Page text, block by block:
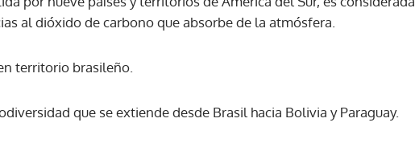
por suscribirte a nuestro boletín.
al dióxido de carbono que absorbe de la atmósfera.
territorio brasileño.
que se extiende desde Brasil hacia Bolivia y Paraguay.